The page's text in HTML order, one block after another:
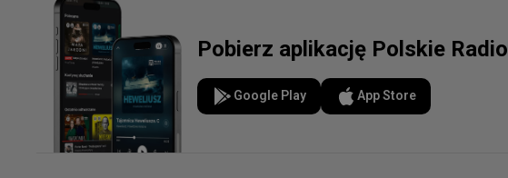
Pobierz aplikację Polskie Radio
Google Play App Store